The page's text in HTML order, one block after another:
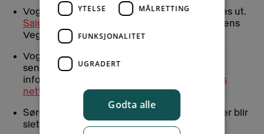
Vognkort del 2 og eller salgsmelding må fylles ut.
Salgsmelding
kan lastes ned direkte fra Statens
Vegvesen sine sider​.
Vognkortets del 1 skal ligge i bilen. Del 2 skal
sendes til nærmeste trafikkstasjon. Mer
informasjon om dette finnes på
vegvesenets
nettsider.
Sørg for at penger blir overført og at heftelser blir
slettet.
YTELSE MÅLRETTING
FUNKSJONALITET
UGRADERT
Godta alle